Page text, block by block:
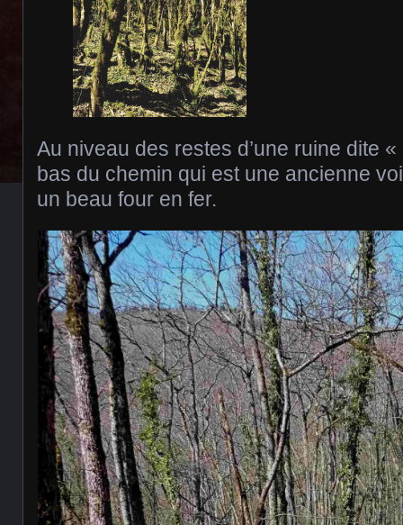
Au niveau des restes d’une ruine dite
bas du chemin qui est une ancienne
un beau four en fer.